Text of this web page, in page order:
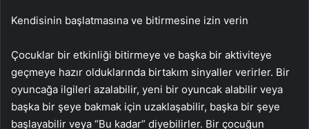
Kendisinin başlatmasına ve bitirmesine izin verin
Çocuklar bir etkinliği bitirmeye ve başka bir aktiviteye
geçmeye hazır olduklarında birtakım sinyaller verirler. Bir
oyuncağa ilgileri azalabilir, yeni bir oyuncak alabilir veya
başka bir şeye bakmak için uzaklaşabilir, başka bir şeye
başlayabilir veya “Bu kadar” diyebilirler. Bir çocuğun